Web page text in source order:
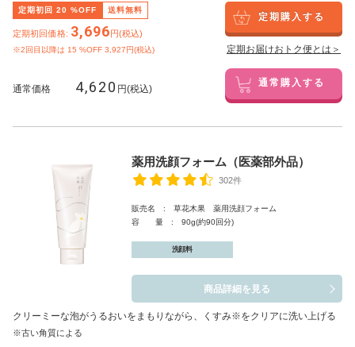
定期初回 20 %OFF 送料無料
定期初回価格: 3,696円(税込)
※2回目以降は 15 %OFF 3,927円(税込)
定期購入する
定期お届けおトク便とは＞
通常価格 4,620 円(税込) 通常購入する
薬用洗顔フォーム（医薬部外品）
302件
販売名 : 草花木果 薬用洗顔フォーム
容 量 : 90g(約90回分)
洗顔料
商品詳細を見る
クリーミーな泡がうるおいをまもりながら、くすみ※をクリアに洗い上げる
※古い角質による